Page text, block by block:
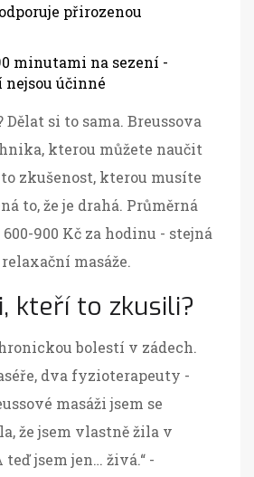
přirozenou
minutami na sezení -
účinné
si to sama. Breussova
kterou můžete naučit
to zkušenost, kterou musíte
to, že je drahá. Průměrná
900 Kč za hodinu - stejná
masáže.
kteří to zkusili?
bolestí v zádech.
dva fyzioterapeuty -
masáži jsem se
že jsem vlastně žila v
jsem jen… živá.“ -